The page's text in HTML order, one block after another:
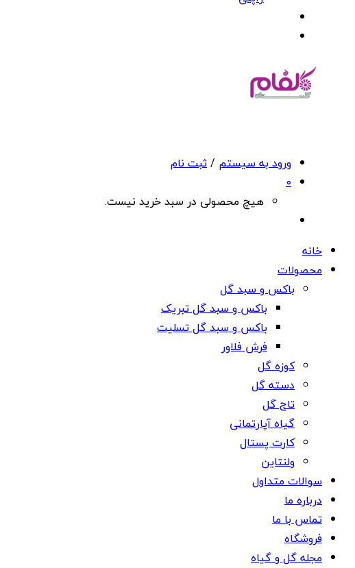
ورود به سیستم /ثبت نام
0
هیچ محصولی در سبد خرید نیست.
خانه
محصولات
باکس و سبد گل
باکس و سبد گل تبریک
باکس و سبد گل تسلیت
فرش فلاور
کوزه گل
دسته گل
تاج گل
گیاه آپارتمانی
کارت پستال
ولنتاین
سوالات متداول
درباره ما
تماس با ما
فروشگاه
مجله گل و گیاه